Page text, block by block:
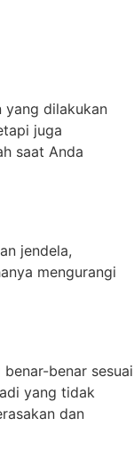
yang dilakukan
juga
saat Anda
jendela,
mengurangi
benar sesuai
yang tidak
dan